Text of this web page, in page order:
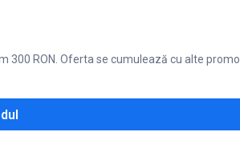
plăci de îndreptat părul, epilatoare electrice
accesorii; Gama Philips Sonicare
Philips AVENT: pompe de sân, biberoane,
aerului, curățarea podelelor
300 RON. Oferta se cumulează cu alte